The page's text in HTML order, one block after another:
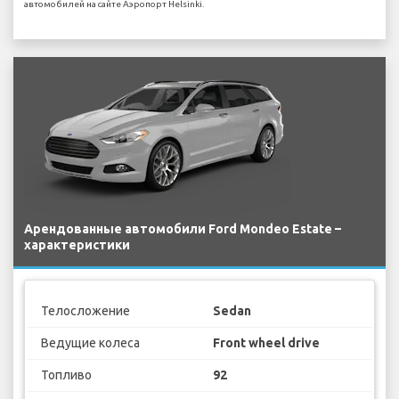
автомобилей на сайте Аэропорт Helsinki.
Арендованные автомобили Ford Mondeo Estate –
характеристики
Телосложение Sedan
Ведущие колеса Front wheel drive
Топливо 92